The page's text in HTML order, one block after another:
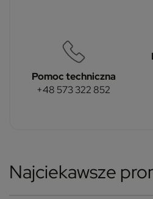
Pomoc techniczna
+48 573 322 852
Najciekawsze